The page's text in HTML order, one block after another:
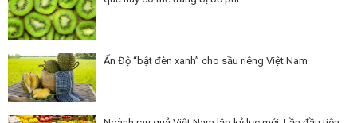
Ấn Độ “bật đèn xanh” cho sầu riêng Việt Nam